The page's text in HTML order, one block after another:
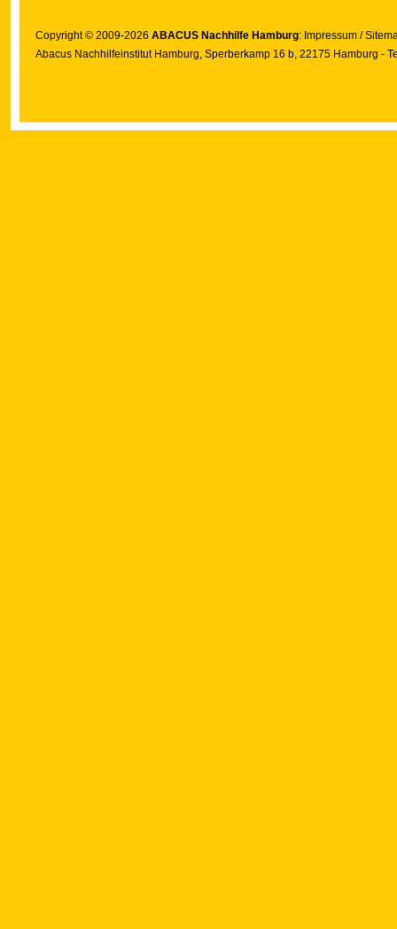
Copyright © 2009-2026 ABACUS Nachhilfe Hamburg: Impressum /
Abacus Nachhilfeinstitut Hamburg, Sperberkamp 16 b, 22175 Hamburg -